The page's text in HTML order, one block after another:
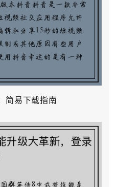
简易下载指南